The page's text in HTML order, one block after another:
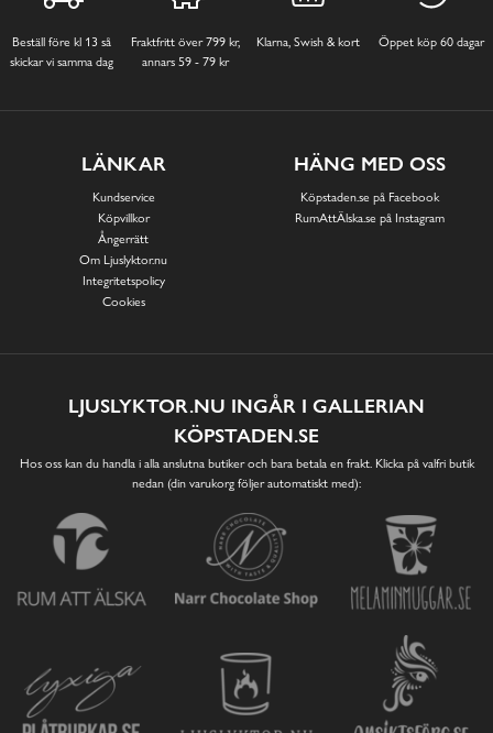
Beställ före kl 13 så
skickar vi samma dag
Fraktfritt över 799 kr,
annars 59 - 79 kr
Klarna, Swish & kort Öppet köp 60 dagar
LÄNKAR
Kundservice
Köpvillkor
Ångerrätt
Om Ljuslyktor.nu
Integritetspolicy
Cookies
HÄNG MED OSS
Köpstaden.se på Facebook
RumAttÄlska.se på Instagram
LJUSLYKTOR.NU INGÅR I GALLERIAN
KÖPSTADEN.SE
Hos oss kan du handla i alla anslutna butiker och bara betala en frakt. Klicka på valfri butik
nedan (din varukorg följer automatiskt med):